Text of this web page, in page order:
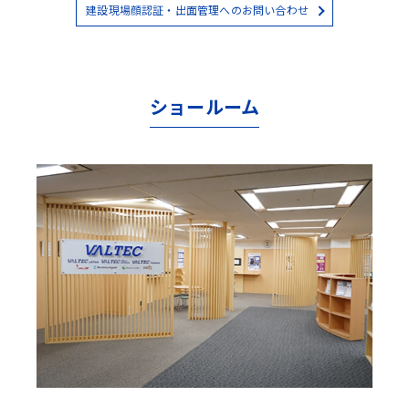
建設現場顔認証・出面管理へのお問い合わせ
ショールーム